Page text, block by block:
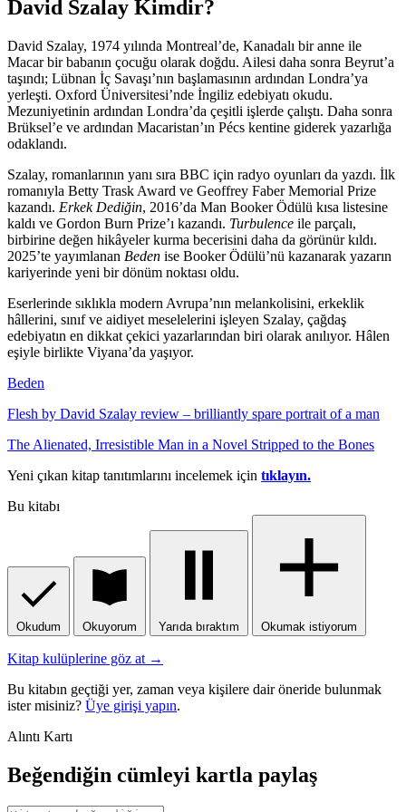
David Szalay Kimdir?
David Szalay, 1974 yılında Montreal’de, Kanadalı bir anne ile
Macar bir babanın çocuğu olarak doğdu. Ailesi daha sonra Beyrut’a
taşındı; Lübnan İç Savaşı’nın başlamasının ardından Londra’ya
yerleşti. Oxford Üniversitesi’nde İngiliz edebiyatı okudu.
Mezuniyetinin ardından Londra’da çeşitli işlerde çalıştı. Daha sonra
Brüksel’e ve ardından Macaristan’ın Pécs kentine giderek yazarlığa
odaklandı.
Szalay, romanlarının yanı sıra BBC için radyo oyunları da yazdı. İlk
romanıyla Betty Trask Award ve Geoffrey Faber Memorial Prize
kazandı. Erkek Dediğin, 2016’da Man Booker Ödülü kısa listesine
kaldı ve Gordon Burn Prize’ı kazandı. Turbulence ile parçalı,
birbirine değen hikâyeler kurma becerisini daha da görünür kıldı.
2025’te yayımlanan Beden ise Booker Ödülü’nü kazanarak yazarın
kariyerinde yeni bir dönüm noktası oldu.
Eserlerinde sıklıkla modern Avrupa’nın melankolisini, erkeklik
hâllerini, sınıf ve aidiyet meselelerini işleyen Szalay, çağdaş
edebiyatın en dikkat çekici yazarlarından biri olarak anılıyor. Hâlen
eşiyle birlikte Viyana’da yaşıyor.
Beden
Flesh by David Szalay review – brilliantly spare portrait of a man
The Alienated, Irresistible Man in a Novel Stripped to the Bones
Yeni çıkan kitap tanıtımlarını incelemek için tıklayın.
Bu kitabı
Okudum Okuyorum Yarıda bıraktım Okumak istiyorum
Kitap kulüplerine göz at →
Bu kitabın geçtiği yer, zaman veya kişilere dair öneride bulunmak
ister misiniz? Üye girişi yapın.
Alıntı Kartı
Beğendiğin cümleyi kartla paylaş